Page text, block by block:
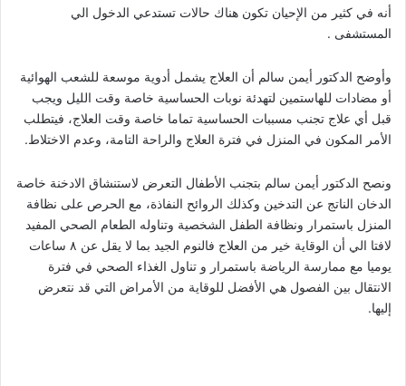
أنه في كثير من الإحيان تكون هناك حالات تستدعي الدخول الي
المستشفى .
وأوضح الدكتور أيمن سالم أن العلاج يشمل أدوية موسعة للشعب الهوائية
أو مضادات للهاستمين لتهدئة نوبات الحساسية خاصة وقت الليل ويجب
قبل أي علاج تجنب مسببات الحساسية تماما خاصة وقت العلاج، فيتطلب
الأمر المكون في المنزل في فترة العلاج والراحة التامة، وعدم الاختلاط.
ونصح الدكتور أيمن سالم بتجنب الأطفال التعرض لاستنشاق الادخنة خاصة
الدخان الناتج عن التدخين وكذلك الروائح النفاذة، مع الحرص على نظافة
المنزل باستمرار ونظافة الطفل الشخصية وتناوله الطعام الصحي المفيد
لافتا الي أن الوقاية خير من العلاج فالنوم الجيد بما لا يقل عن ٨ ساعات
يوميا مع ممارسة الرياضة باستمرار و تناول الغذاء الصحي في فترة
الانتقال بين الفصول هي الأفضل للوقاية من الأمراض التي قد نتعرض
إليها.